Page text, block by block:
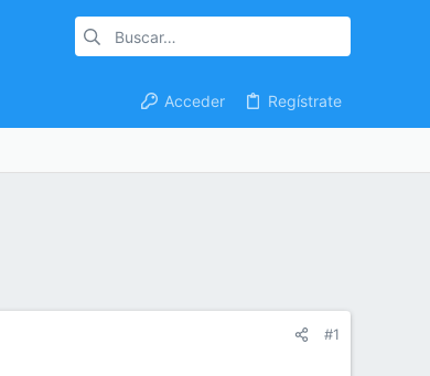
Acceder Regístrate
#1